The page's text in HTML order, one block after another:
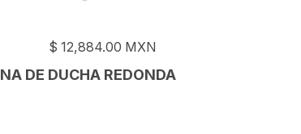
$ 12,884.00 MXN
DE DUCHA REDONDA